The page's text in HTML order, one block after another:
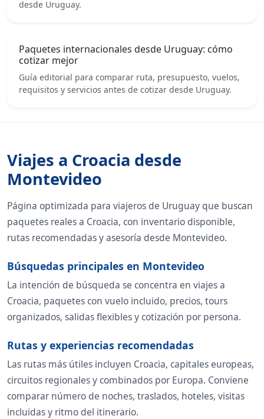
desde Uruguay.
Paquetes internacionales desde Uruguay: cómo
cotizar mejor
Guía editorial para comparar ruta, presupuesto, vuelos,
requisitos y servicios antes de cotizar desde Uruguay.
Viajes a Croacia desde
Montevideo
Página optimizada para viajeros de Uruguay que buscan
paquetes reales a Croacia, con inventario disponible,
rutas recomendadas y asesoría desde Montevideo.
Búsquedas principales en Montevideo
La intención de búsqueda se concentra en viajes a
Croacia, paquetes con vuelo incluido, precios, tours
organizados, salidas flexibles y cotización por persona.
Rutas y experiencias recomendadas
Las rutas más útiles incluyen Croacia, capitales europeas,
circuitos regionales y combinados por Europa. Conviene
comparar número de noches, traslados, hoteles, visitas
incluidas y ritmo del itinerario.